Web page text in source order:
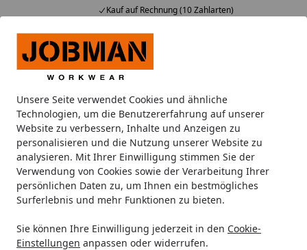
Unsere Seite verwendet Cookies und ähnliche
Technologien, um die Benutzererfahrung auf unserer
Website zu verbessern, Inhalte und Anzeigen zu
personalisieren und die Nutzung unserer Website zu
analysieren. Mit Ihrer Einwilligung stimmen Sie der
Verwendung von Cookies sowie der Verarbeitung Ihrer
persönlichen Daten zu, um Ihnen ein bestmögliches
Surferlebnis und mehr Funktionen zu bieten.
Sie können Ihre Einwilligung jederzeit in den Cookie-
Einstellungen anpassen oder widerrufen.
Kauf auf Rechnung (10 Zahlarten)
Alle Produkte
Mein Konto
Suchen
Startseite
Vertrag widerrufen
Vertrag widerrufen
Bitte tragen Sie Ihre Bestellnummer oder
Rechnungsnummer und Ihre Postleitzahl ein, um Ihre
Bestelldetails einzusehen.
Bestellnummer / Rechnungsnummer *